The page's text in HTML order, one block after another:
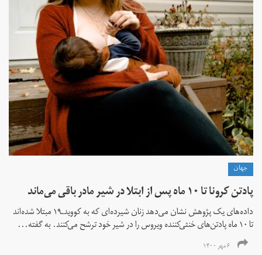
جهان
پادتن کرونا تا ۱۰ ماه پس از ابتلا در شیر مادر باقی می‌ماند
داده‌های یک پژوهش نشان می‌دهد زنان شیر‌ده‌ای که به کووید‌ـ‌۱۹ مبتلا شده‌اند
تا ۱۰ ماه پادتن‌های خنثی‌کننده ویروس را در شیر خود ترشح می‌‌کنند. به گفته...
۶ مهر ۱۴۰۰